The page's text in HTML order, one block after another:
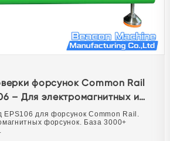
форсунок Common Rail
– Для электромагнитных и
форсунок
EPS106 для форсунок Common Rail.
форсунок. База 3000+